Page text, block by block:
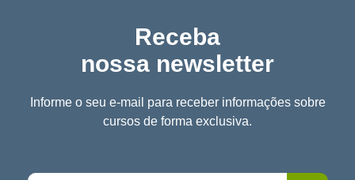
Receba
nossa newsletter
Informe o seu e-mail para receber informações sobre
cursos de forma exclusiva.